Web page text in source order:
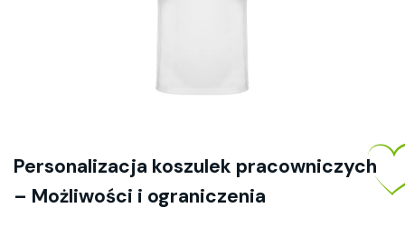
Personalizacja koszulek pracowniczych
– Możliwości i ograniczenia